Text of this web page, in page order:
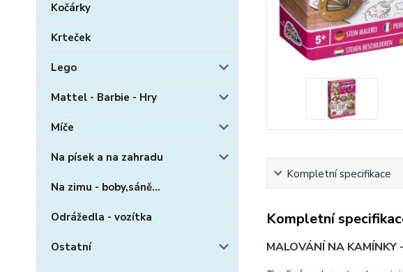
Kočárky
Krteček
Lego
Mattel - Barbie - Hry
Míče
Na písek a na zahradu
Na zimu - boby,sáně...
Odrážedla - vozítka
Ostatní
Kompletní specifikace
Kompletní
MALOVÁNÍ NA